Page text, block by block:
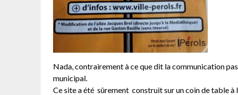
Nada, contrairement à ce que dit la communication
municipal.
Ce site a été sûrement construit sur un coin de table à